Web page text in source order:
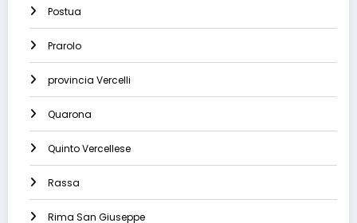
Postua
Prarolo
provincia Vercelli
Quarona
Quinto Vercellese
Rassa
Rima San Giuseppe